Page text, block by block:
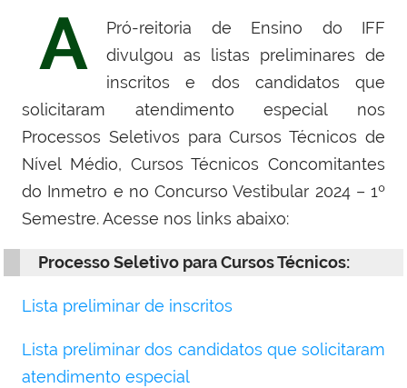
A
Pró-reitoria de Ensino do IFF
divulgou as listas preliminares de
inscritos e dos candidatos que
solicitaram atendimento especial nos
Processos Seletivos para Cursos Técnicos de
Nível Médio, Cursos Técnicos Concomitantes
do Inmetro e no Concurso Vestibular 2024 – 1º
Semestre. Acesse nos links abaixo:
Processo Seletivo para Cursos Técnicos:
Lista preliminar de inscritos
Lista preliminar dos candidatos que solicitaram
atendimento especial